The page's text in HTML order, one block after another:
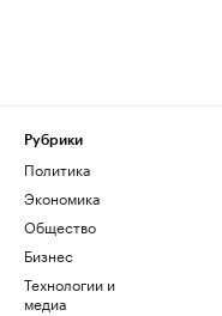
Рубрики
Политика
Экономика
Общество
Бизнес
Технологии и
медиа